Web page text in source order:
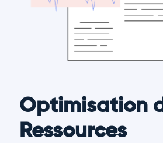
Optimisation
Ressources